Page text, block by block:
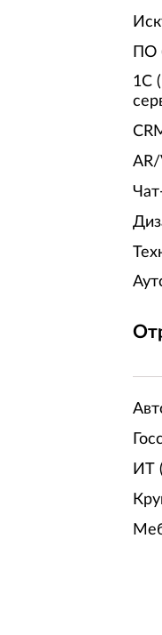
ПО
1С
ИТ